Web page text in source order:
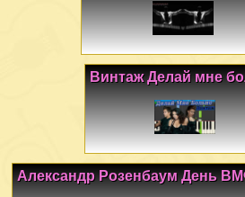
Винтаж Делай мне
Александр Розенбаум День